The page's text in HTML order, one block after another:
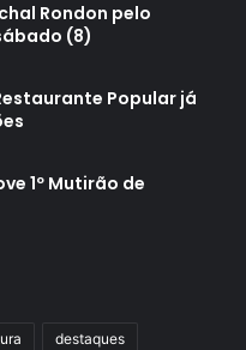
Rondon pelo
(8)
Popular já
1º Mutirão de
destaques